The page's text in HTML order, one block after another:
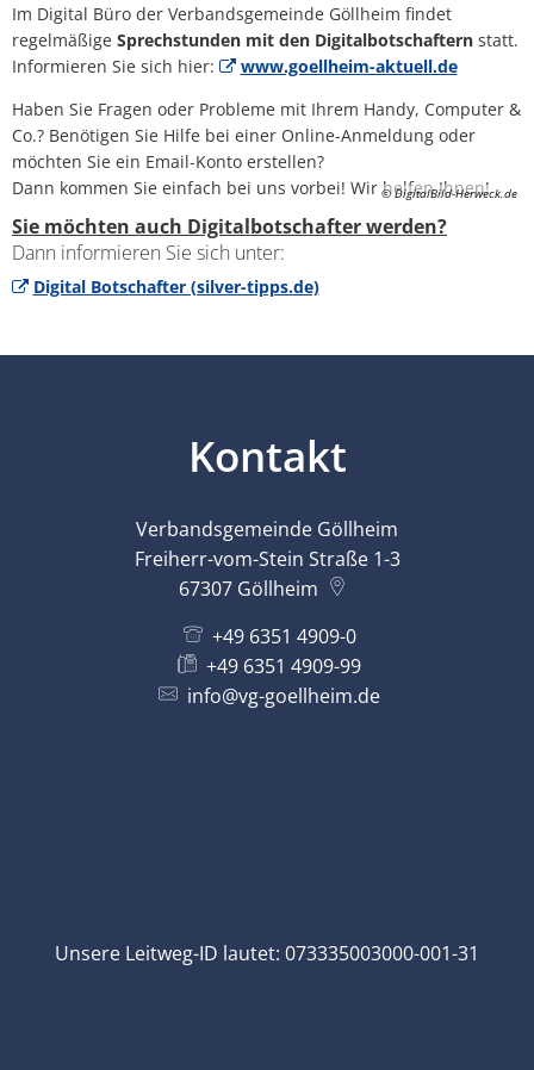
© DigitalBild-Herweck.de
Im Digital Büro der Verbandsgemeinde Göllheim findet
regelmäßige Sprechstunden mit den Digitalbotschaftern statt.
Informieren Sie sich hier:
www.goellheim-aktuell.de
Haben Sie Fragen oder Probleme mit Ihrem Handy, Computer &
Co.? Benötigen Sie Hilfe bei einer Online-Anmeldung oder
möchten Sie ein Email-Konto erstellen?
Dann kommen Sie einfach bei uns vorbei! Wir helfen Ihnen!
Sie möchten auch Digitalbotschafter werden?
Dann informieren Sie sich unter:
Digital Botschafter (silver-tipps.de)
Kontakt
Verbandsgemeinde Göllheim
Freiherr-vom-Stein Straße 1-3
67307 Göllheim
+49 6351 4909-0
+49 6351 4909-99
info@vg-goellheim.de
Unsere Leitweg-ID lautet: 073335003000-001-31